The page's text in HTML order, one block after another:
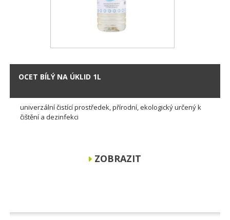
OCET BÍLÝ NA ÚKLID 1L
univerzální čistící prostředek, přírodní, ekologický určený k
čištění a dezinfekci
ZOBRAZIT